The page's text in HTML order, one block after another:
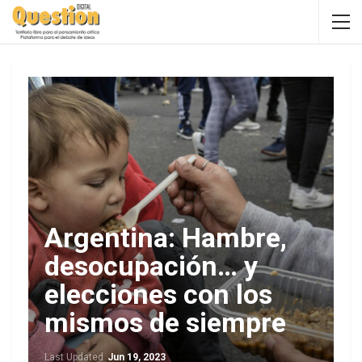
Argentina: Hambre,
desocupación… y
elecciones con los
mismos de siempre
Last Updated Jun 19, 2023